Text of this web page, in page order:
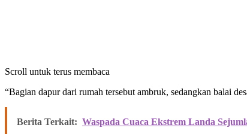
Scroll untuk terus membaca
“Bagian dapur dari rumah tersebut ambruk, sedangkan balai
Berita Terkait: Waspada Cuaca Ekstrem Landa